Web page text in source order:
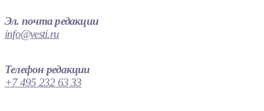
Эл. почта редакции
info@vesti.ru
Телефон редакции
+7 495 232 63 33